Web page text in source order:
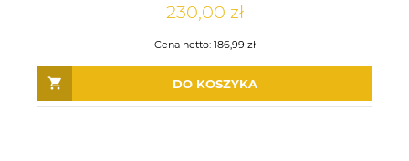
230,00 zł
Cena netto: 186,99 zł
DO KOSZYKA